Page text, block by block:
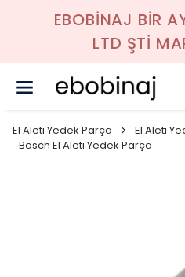
EBOBİNAJ BİR
LTD ŞTİ
El Aleti Yedek Parça
El Aleti
Bosch El Aleti Yedek Parça